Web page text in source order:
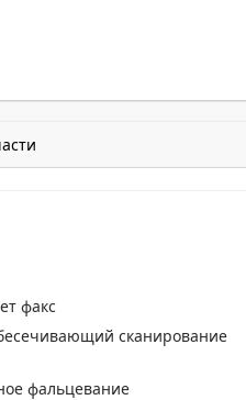
факс
сканирование
фальцевание